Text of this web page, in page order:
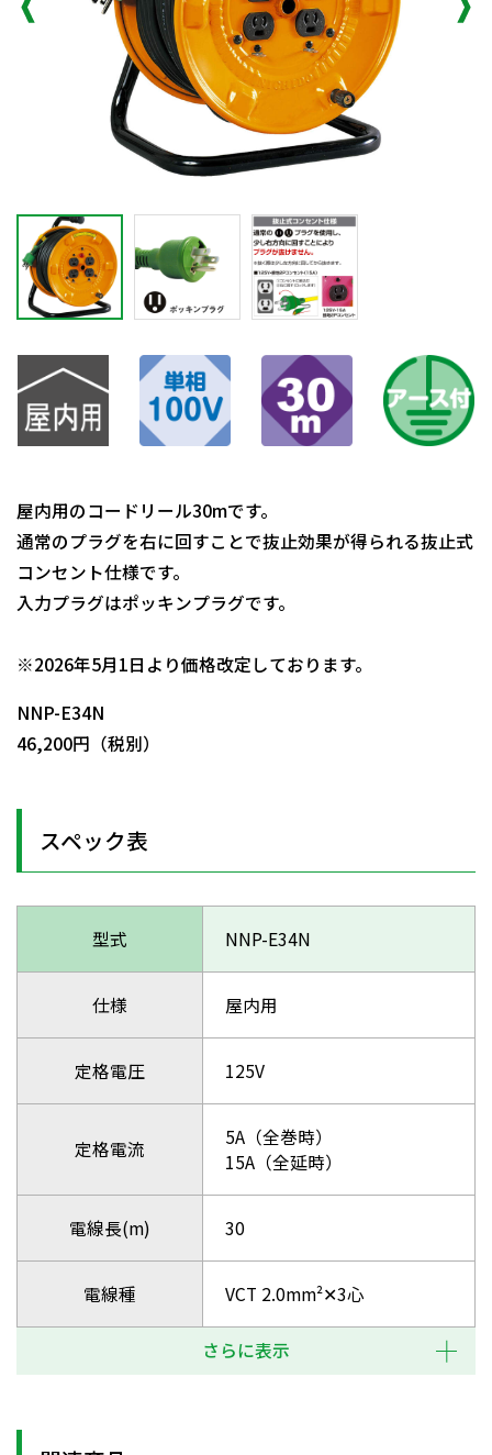
屋内用のコードリール30mです。
通常のプラグを右に回すことで抜止効果が得られる抜止式
コンセント仕様です。
入力プラグはポッキンプラグです。
※2026年5月1日より価格改定しております。
NNP-E34N
46,200円（税別）
スペック表
型式 NNP-E34N
仕様 屋内用
定格電圧 125V
定格電流
5A（全巻時）
15A（全延時）
電線長(m) 30
電線種 VCT 2.0mm²✕3心
さらに表示